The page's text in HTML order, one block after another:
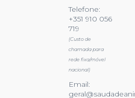
Telefone:
+351 910 056
719
(Custo de
chamada para
rede fixa/móvel
nacional)
Email: